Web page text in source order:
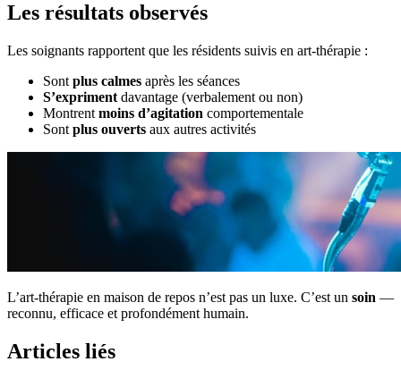
Les résultats observés
Les soignants rapportent que les résidents suivis en art-thérapie :
Sont plus calmes après les séances
S’expriment davantage (verbalement ou non)
Montrent moins d’agitation comportementale
Sont plus ouverts aux autres activités
L’art-thérapie en maison de repos n’est pas un luxe. C’est un soin —
reconnu, efficace et profondément humain.
Articles liés